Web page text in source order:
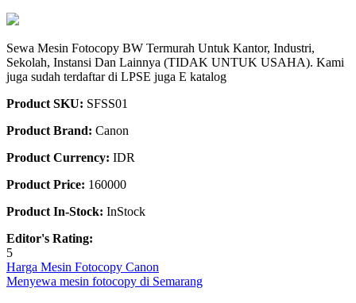
Sewa Mesin Fotocopy BW Termurah Untuk Kantor, Industri,
Sekolah, Instansi Dan Lainnya (TIDAK UNTUK USAHA). Kami
juga sudah terdaftar di LPSE juga E katalog
Product SKU: SFSS01
Product Brand: Canon
Product Currency: IDR
Product Price: 160000
Product In-Stock: InStock
Editor's Rating:
5
Post
navigation
Harga Mesin Fotocopy Canon
Menyewa mesin fotocopy di Semarang